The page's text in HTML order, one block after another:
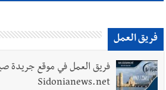
فريق العمل
فريق العمل في موقع جريدة
Sidonianews.net